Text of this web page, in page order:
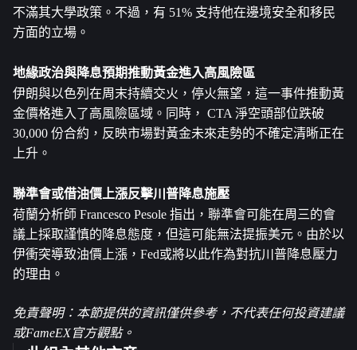
不滿其大學政策。不過，有 51% 支持他在邊境安全和移民
方面的立場。
地緣政治與降息預期推動黃金進入高風險區
伊朗與以色列在周末持續交火，停火無望，這一事件推動黃
金價格進入了高風險區域。同時， CTA 淨空頭部位跌破
30,000 份合約，反映市場對黃金未來走勢的不確定清晰正在
上升。
聯準會或借油價上漲反擊川普降息施壓
荷蘭分析師 Francesco Pesole 指出，聯準會可能在周三的會
議上採取謹慎的降息態度，但這可能無法提振美元。由於以
伊衝突導致油價上漲，Fed或將以此作為對抗川普降息壓力
的理由。
免責聲明：本節提供的資訊僅供參考，不代表任何投資建議
或FameEX官方觀點。